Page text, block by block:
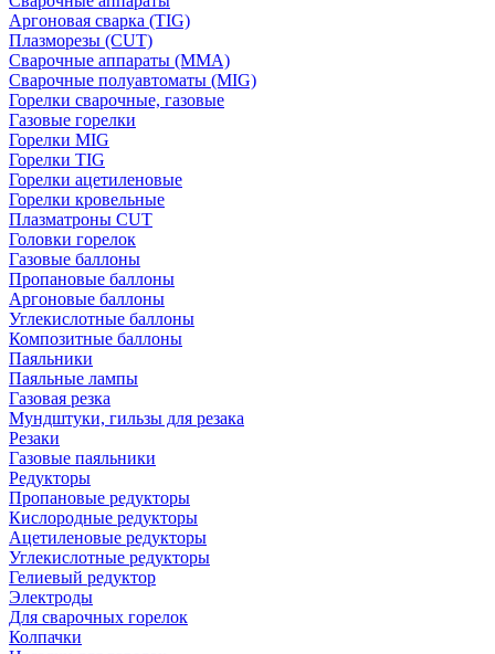
Аргоновая сварка (TIG)
Плазморезы (CUT)
Сварочные аппараты (MMA)
Сварочные полуавтоматы (MIG)
Горелки сварочные, газовые
Газовые горелки
Горелки MIG
Горелки TIG
Горелки ацетиленовые
Горелки кровельные
Плазматроны CUT
Головки горелок
Газовые баллоны
Пропановые баллоны
Аргоновые баллоны
Углекислотные баллоны
Композитные баллоны
Паяльники
Паяльные лампы
Газовая резка
Мундштуки, гильзы для резака
Резаки
Газовые паяльники
Редукторы
Пропановые редукторы
Кислородные редукторы
Ацетиленовые редукторы
Углекислотные редукторы
Гелиевый редуктор
Электроды
Для сварочных горелок
Колпачки